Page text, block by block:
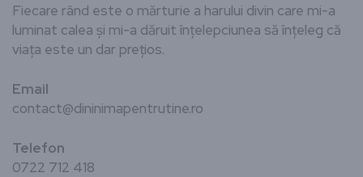
Fiecare rând este o mărturie a harului divin care mi-a
luminat calea și mi-a dăruit înțelepciunea să înțeleg că
viața este un dar prețios.
Email
contact@dininimapentrutine.ro
Telefon
0722 712 418